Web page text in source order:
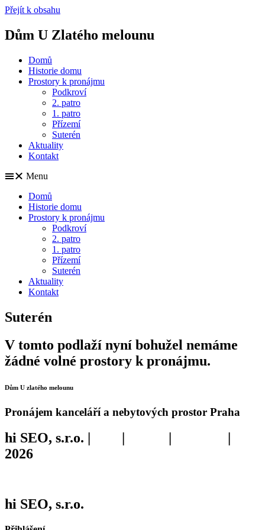
Přejít k obsahu
Dům U Zlatého melounu
Domů
Historie domu
Prostory k pronájmu
Podkroví
2. patro
1. patro
Přízemí
Suterén
Aktuality
Kontakt
Menu
Domů
Historie domu
Prostory k pronájmu
Podkroví
2. patro
1. patro
Přízemí
Suterén
Aktuality
Kontakt
Suterén
V tomto podlaží nyní bohužel nemáme
žádné volné prostory k pronájmu.
Dům U zlatého melounu
Pronájem kanceláří a nebytových prostor Praha
hi SEO, s.r.o. |
2026
hi SEO, s.r.o.